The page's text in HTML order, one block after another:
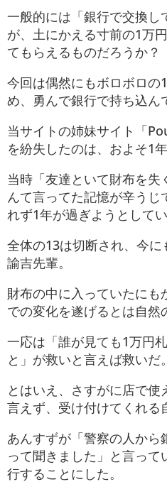
一般的には「銀行で交換し
が、土にかえる寸前の1万
てもらえるものだろうか？
今回は偶然にもボロボロの
め、勇んで銀行で持ち込ん
当サイトの姉妹サイト「
を紛失したのは、およそ1年
当時「友達といて財布を
んて言ってた記憶が辛うじ
れず1年が過ぎようとしてい
全体の13は切断され、今
諭吉先輩。
財布の中に入っていたにも
での変化を遂げるとは自然
一応は「誰が見ても1万円
と」が救いと言えば救いだ。
とはいえ、さすがに店で
言えず、受け付けてくれる
あんすずが「警察の人から
って聞きました」と言って
行することにした。